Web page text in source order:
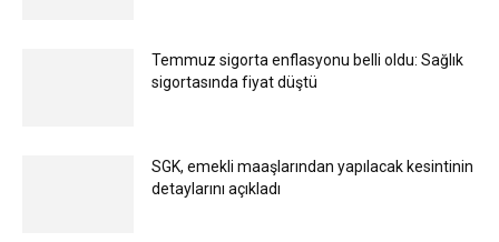
Temmuz sigorta enflasyonu belli oldu: Sağlık
sigortasında fiyat düştü
SGK, emekli maaşlarından yapılacak kesintinin
detaylarını açıkladı